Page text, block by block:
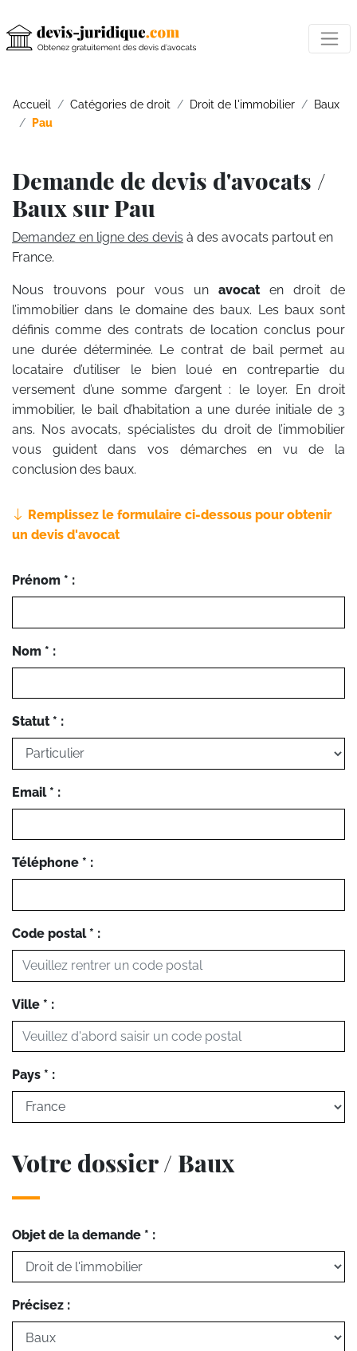
Accueil Catégories de droit Droit de l'immobilier
Baux
Pau
Demande de devis d'avocats /
Baux sur Pau
Demandez en ligne des devis à des avocats partout en
France.
Nous trouvons pour vous un avocat en droit de
l’immobilier dans le domaine des baux. Les baux sont
définis comme des contrats de location conclus pour
une durée déterminée. Le contrat de bail permet au
locataire d’utiliser le bien loué en contrepartie du
versement d’une somme d’argent : le loyer. En droit
immobilier, le bail d’habitation a une durée initiale de 3
ans. Nos avocats, spécialistes du droit de l’immobilier
vous guident dans vos démarches en vu de la
conclusion des baux.
Remplissez le formulaire ci-dessous pour obtenir
un devis d'avocat
Prénom * :
Nom * :
Statut * :
Email * :
Téléphone * :
Code postal * :
Ville * :
Pays * :
Votre dossier / Baux
Objet de la demande * :
Précisez :